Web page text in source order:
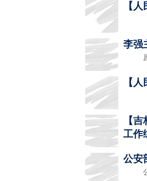
【
近
李强
原标
【
当
【
工作
按
公安
公安